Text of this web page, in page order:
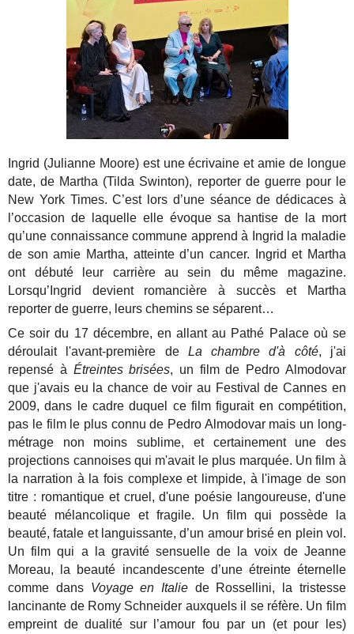
Ingrid (Julianne Moore) est une écrivaine et amie de longue
date, de Martha (Tilda Swinton), reporter de guerre pour le
New York Times. C’est lors d’une séance de dédicaces à
l’occasion de laquelle elle évoque sa hantise de la mort
qu’une connaissance commune apprend à Ingrid la maladie
de son amie Martha, atteinte d’un cancer. Ingrid et Martha
ont débuté leur carrière au sein du même magazine.
Lorsqu’Ingrid devient romancière à succès et Martha
reporter de guerre, leurs chemins se séparent…
Ce soir du 17 décembre, en allant au Pathé Palace où se
déroulait l'avant-première de La chambre d'à côté, j'ai
repensé à Étreintes brisées, un film de Pedro Almodovar
que j'avais eu la chance de voir au Festival de Cannes en
2009, dans le cadre duquel ce film figurait en compétition,
pas le film le plus connu de Pedro Almodovar mais un long-
métrage non moins sublime, et certainement une des
projections cannoises qui m'avait le plus marquée. Un film à
la narration à la fois complexe et limpide, à l'image de son
titre : romantique et cruel, d'une poésie langoureuse, d'une
beauté mélancolique et fragile. Un film qui possède la
beauté, fatale et languissante, d’un amour brisé en plein vol.
Un film qui a la gravité sensuelle de la voix de Jeanne
Moreau, la beauté incandescente d’une étreinte éternelle
comme dans Voyage en Italie de Rossellini, la tristesse
lancinante de Romy Schneider auxquels il se réfère. Un film
empreint de dualité sur l’amour fou par un (et pour les)